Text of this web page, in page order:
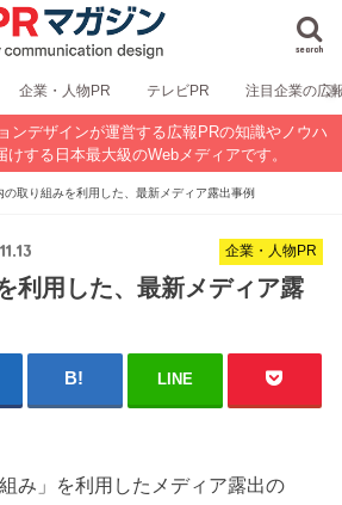
search
企業・人物PR テレビPR 注目企業の広
ンデザインが運営する広報PRの知識やノウハ
する日本最大級のWebメディアです。
の取り組みを利用した、最新メディア露出事例
企業・人物PR
利用した、最新メディア露
LINE
み」を利用したメディア露出の